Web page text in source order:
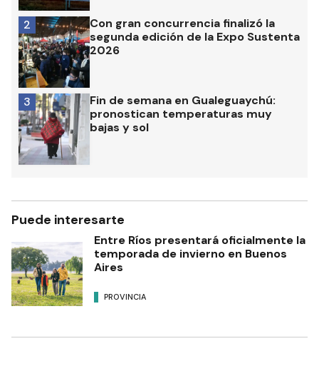
Con gran concurrencia finalizó la
segunda edición de la Expo Sustenta
2026
2
Fin de semana en Gualeguaychú:
pronostican temperaturas muy
bajas y sol
3
Puede interesarte
Entre Ríos presentará oficialmente la
temporada de invierno en Buenos
Aires
PROVINCIA